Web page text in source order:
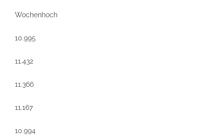
Wochenhoch
10.995
11.432
11.366
11.167
10.994